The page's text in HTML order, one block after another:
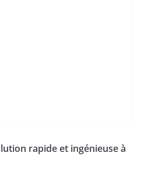
rapide et ingénieuse à